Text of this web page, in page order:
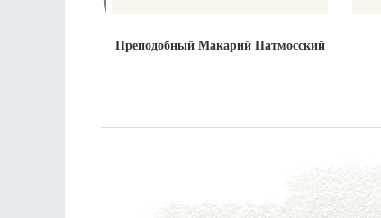
Преподобный Макарий Патмосский